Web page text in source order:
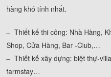
hàng khó tính nhất.
– Thiết kế thi công: Nhà Hàng,
Shop, Cửa Hàng, Bar -Club,…
– Thiết kế xây dựng: biệt thự-
farmstay…